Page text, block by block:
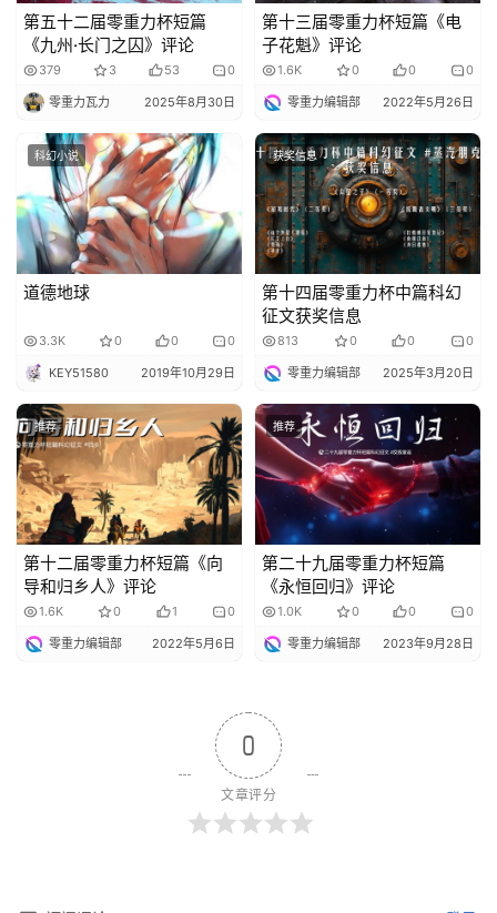
第五十二届零重力杯短篇
《九州·长门之囚》评论
379 3 53 0
零重力瓦力 2025年8月30日
第十三届零重力杯短篇《电
子花魁》评论
1.6K 0 0 0
零重力编辑部 2022年5月26日
科幻小说
道德地球
3.3K 0 0 0
KEY51580 2019年10月29日
获奖信息
第十四届零重力杯中篇科幻
征文获奖信息
813 0 0 0
零重力编辑部 2025年3月20日
推荐
第十二届零重力杯短篇《向
导和归乡人》评论
1.6K 0 1 0
零重力编辑部 2022年5月6日
推荐
第二十九届零重力杯短篇
《永恒回归》评论
1.0K 0 0 0
零重力编辑部 2023年9月28日
0
文章评分